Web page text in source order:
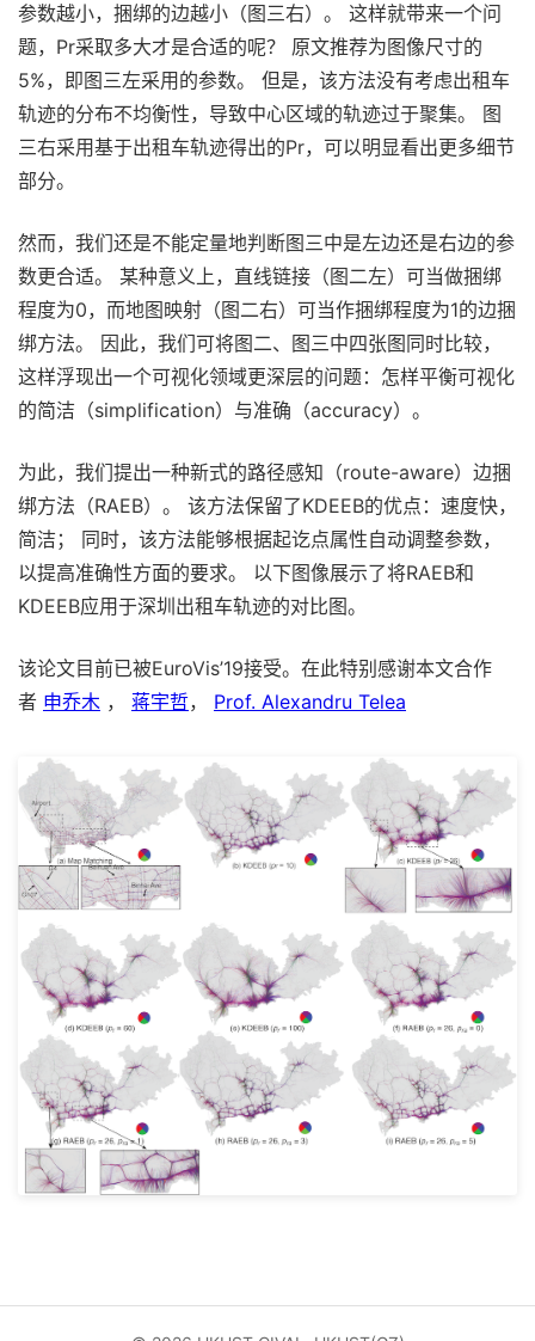
参数越小，捆绑的边越小（图三右）。 这样就带来一个问
题，Pr采取多大才是合适的呢？ 原文推荐为图像尺寸的
5%，即图三左采用的参数。 但是，该方法没有考虑出租车
轨迹的分布不均衡性，导致中心区域的轨迹过于聚集。 图
三右采用基于出租车轨迹得出的Pr，可以明显看出更多细节
部分。
然而，我们还是不能定量地判断图三中是左边还是右边的参
数更合适。 某种意义上，直线链接（图二左）可当做捆绑
程度为0，而地图映射（图二右）可当作捆绑程度为1的边捆
绑方法。 因此，我们可将图二、图三中四张图同时比较，
这样浮现出一个可视化领域更深层的问题：怎样平衡可视化
的简洁（simplification）与准确（accuracy）。
为此，我们提出一种新式的路径感知（route-aware）边捆
绑方法（RAEB）。 该方法保留了KDEEB的优点：速度快，
简洁； 同时，该方法能够根据起讫点属性自动调整参数，
以提高准确性方面的要求。 以下图像展示了将RAEB和
KDEEB应用于深圳出租车轨迹的对比图。
该论文目前已被EuroVis’19接受。在此特别感谢本文合作
者 申乔木 ， 蒋宇哲， Prof. Alexandru Telea